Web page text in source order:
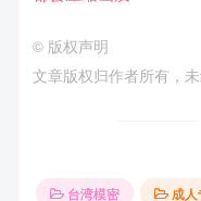
© 版权声明
文章版权归作者所有，未
台湾模密
成